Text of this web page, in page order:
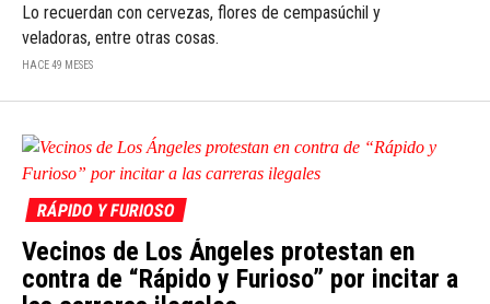
Lo recuerdan con cervezas, flores de cempasúchil y
veladoras, entre otras cosas.
HACE 49 MESES
RÁPIDO Y FURIOSO
Vecinos de Los Ángeles protestan en
contra de “Rápido y Furioso” por incitar a